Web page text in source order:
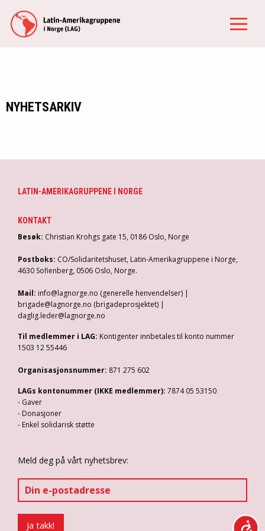
NYHETSARKIV
LATIN-AMERIKAGRUPPENE I NORGE
KONTAKT
Besøk: Christian Krohgs gate 15, 0186 Oslo, Norge
Postboks: CO/Solidaritetshuset, Latin-Amerikagruppene i Norge,
4630 Sofienberg, 0506 Oslo, Norge.
Mail: info@lagnorge.no (generelle henvendelser) |
brigade@lagnorge.no (brigadeprosjektet) |
daglig.leder@lagnorge.no
Til medlemmer i LAG: Kontigenter innbetales til konto nummer
1503 12 55446
Organisasjonsnummer: 871 275 602
LAGs kontonummer (IKKE medlemmer): 7874 05 53150
- Gaver
- Donasjoner
- Enkel solidarisk støtte
Meld deg på vårt nyhetsbrev: